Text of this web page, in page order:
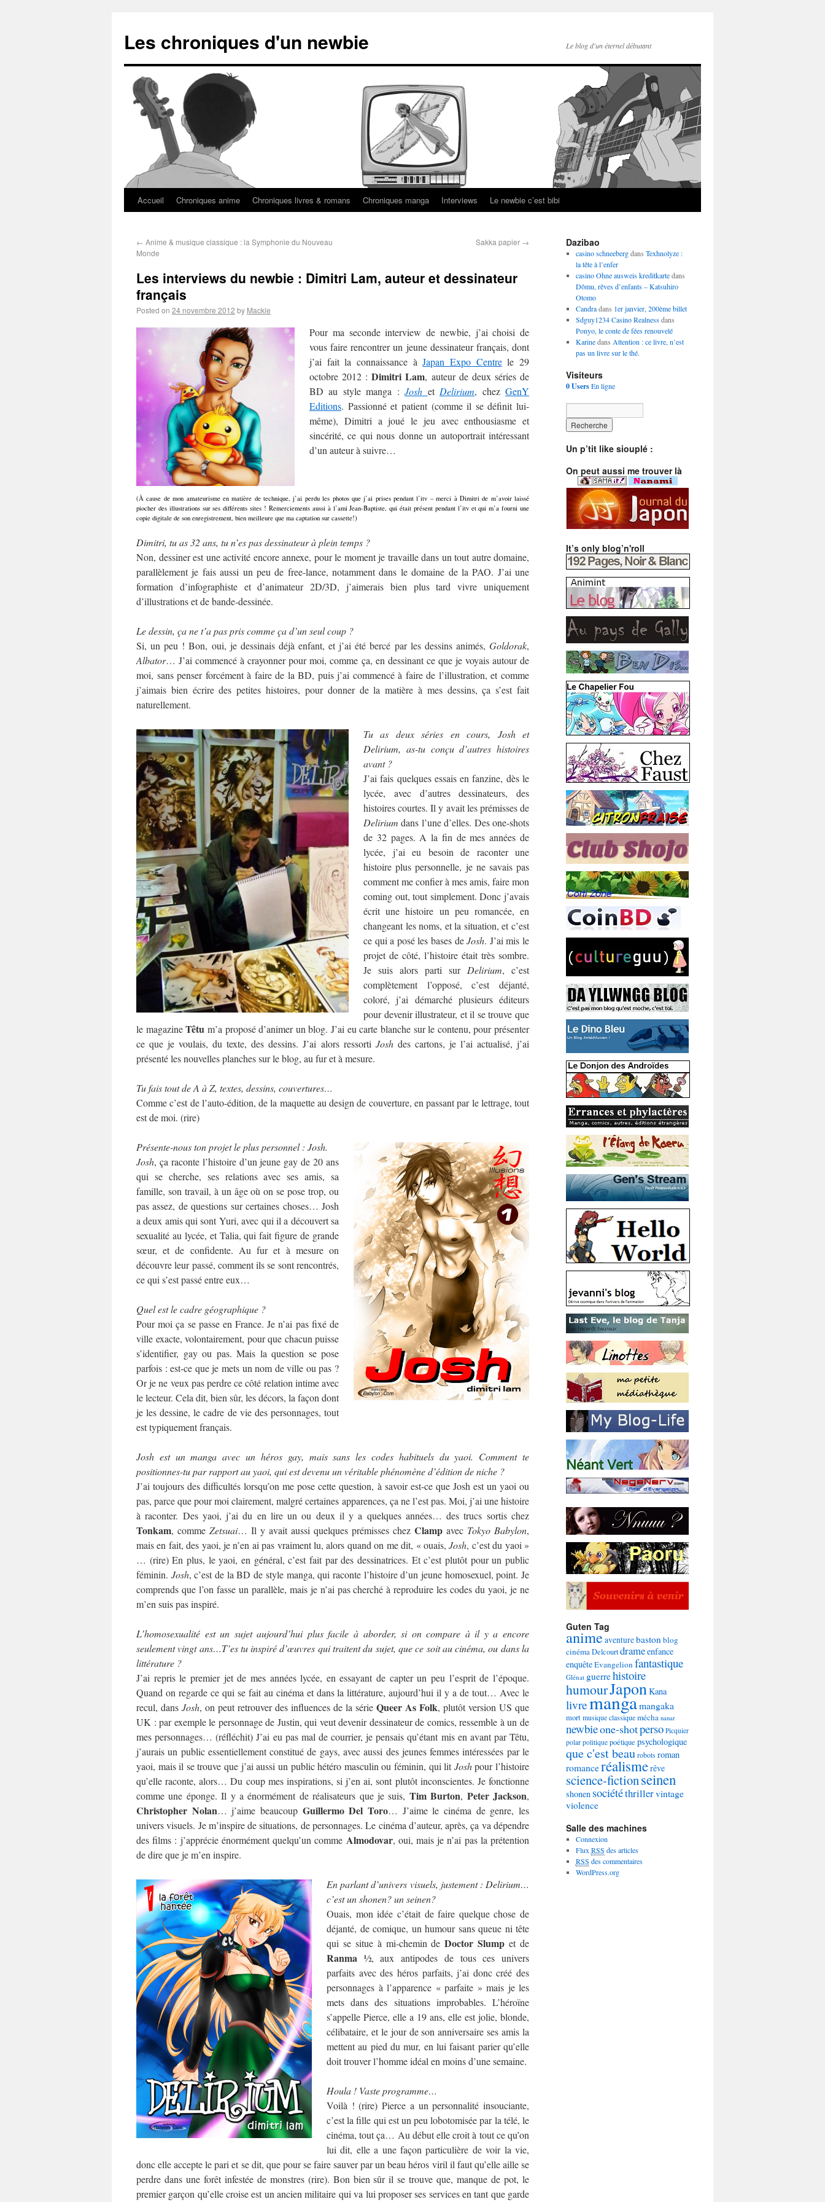
Les chroniques d'un newbie Le blog d'un éternel débutant
Accueil Chroniques anime Chroniques livres & romans Chroniques manga Interviews Le newbie c’est bibi
← Anime & musique classique : la Symphonie du Nouveau
Monde
Sakka papier →
Les interviews du newbie : Dimitri Lam, auteur et dessinateur
français
Posted on 24 novembre 2012 by Mackie
Pour ma seconde interview de newbie, j’ai choisi de
vous faire rencontrer un jeune dessinateur français, dont
j’ai fait la connaissance àJapan Expo Centrele 29
octobre 2012 :Dimitri Lam, auteur de deux séries de
BD au style manga :Josh et Delirium, chezGenY
Editions. Passionné et patient (comme il se définit lui-
même), Dimitri a joué le jeu avec enthousiasme et
sincérité, ce qui nous donne un autoportrait intéressant
d’un auteur à suivre…
(À cause de mon amateurisme en matière de technique, j’ai perdu les photos que j’ai prises pendant l’itv – merci à Dimitri de m’avoir laissé
piocher des illustrations sur ses différents sites ! Remerciements aussi à l’ami Jean-Baptiste, qui était présent pendant l’itv et qui m’a fourni une
copie digitale de son enregistrement, bien meilleure que ma captation sur cassette!)
Dimitri, tu as 32 ans, tu n’es pas dessinateur à plein temps ?
Non, dessiner est une activité encore annexe, pour le moment je travaille dans un tout autre domaine,
parallèlement je fais aussi un peu de free-lance, notamment dans le domaine de la PAO. J’ai une
formation d’infographiste et d’animateur 2D/3D, j’aimerais bien plus tard vivre uniquement
d’illustrations et de bande-dessinée.
Le dessin, ça ne t’a pas pris comme ça d’un seul coup ?
Si, un peu ! Bon, oui, je dessinais déjà enfant, et j’ai été bercé par les dessins animés, Goldorak,
Albator… J’ai commencé à crayonner pour moi, comme ça, en dessinant ce que je voyais autour de
moi, sans penser forcément à faire de la BD, puis j’ai commencé à faire de l’illustration, et comme
j’aimais bien écrire des petites histoires, pour donner de la matière à mes dessins, ça s’est fait
naturellement.
Tu as deux séries en cours, Josh et
Delirium, as-tu conçu d’autres histoires
avant ?
J’ai fais quelques essais en fanzine, dès le
lycée, avec d’autres dessinateurs, des
histoires courtes. Il y avait les prémisses de
Delirium dans l’une d’elles. Des one-shots
de 32 pages. A la fin de mes années de
lycée, j’ai eu besoin de raconter une
histoire plus personnelle, je ne savais pas
comment me confier à mes amis, faire mon
coming out, tout simplement. Donc j’avais
écrit une histoire un peu romancée, en
changeant les noms, et la situation, et c’est
ce qui a posé les bases deJosh. J’ai mis le
projet de côté, l’histoire était très sombre.
Je suis alors parti sur Delirium, c’est
complètement l’opposé, c’est déjanté,
coloré, j’ai démarché plusieurs éditeurs
pour devenir illustrateur, et il se trouve que
le magazineTêtu m’a proposé d’animer un blog. J’ai eu carte blanche sur le contenu, pour présenter
ce que je voulais, du texte, des dessins. J’ai alors ressorti Joshdes cartons, je l’ai actualisé, j’ai
présenté les nouvelles planches sur le blog, au fur et à mesure.
Tu fais tout de A à Z, textes, dessins, couvertures…
Comme c’est de l’auto-édition, de la maquette au design de couverture, en passant par le lettrage, tout
est de moi. (rire)
Présente-nous ton projet le plus personnel : Josh.
Josh, ça raconte l’histoire d’un jeune gay de 20 ans
qui se cherche, ses relations avec ses amis, sa
famille, son travail, à un âge où on se pose trop, ou
pas assez, de questions sur certaines choses… Josh
a deux amis qui sont Yuri, avec qui il a découvert sa
sexualité au lycée, et Talia, qui fait figure de grande
sœur, et de confidente. Au fur et à mesure on
découvre leur passé, comment ils se sont rencontrés,
ce qui s’est passé entre eux…
Quel est le cadre géographique ?
Pour moi ça se passe en France. Je n’ai pas fixé de
ville exacte, volontairement, pour que chacun puisse
s’identifier, gay ou pas. Mais la question se pose
parfois : est-ce que je mets un nom de ville ou pas ?
Or je ne veux pas perdre ce côté relation intime avec
le lecteur. Cela dit, bien sûr, les décors, la façon dont
je les dessine, le cadre de vie des personnages, tout
est typiquement français.
Josh est un manga avec un héros gay, mais sans les codes habituels du yaoi. Comment te
positionnes-tu par rapport au yaoi, qui est devenu un véritable phénomène d’édition de niche ?
J’ai toujours des difficultés lorsqu’on me pose cette question, à savoir est-ce que Josh est un yaoi ou
pas, parce que pour moi clairement, malgré certaines apparences, ça ne l’est pas. Moi, j’ai une histoire
à raconter. Des yaoi, j’ai du en lire un ou deux il y a quelques années… des trucs sortis chez
Tonkam, comme Zetsuai… Il y avait aussi quelques prémisses chez Clamp avec Tokyo Babylon,
mais en fait, des yaoi, je n’en ai pas vraiment lu, alors quand on me dit, « ouais,Josh, c’est du yaoi »
… (rire) En plus, le yaoi, en général, c’est fait par des dessinatrices. Et c’est plutôt pour un public
féminin. Josh, c’est de la BD de style manga, qui raconte l’histoire d’un jeune homosexuel, point. Je
comprends que l’on fasse un parallèle, mais je n’ai pas cherché à reproduire les codes du yaoi, je ne
m’en suis pas inspiré.
L’homosexualité est un sujet aujourd’hui plus facile à aborder, si on compare à il y a encore
seulement vingt ans…T’es tu inspiré d’œuvres qui traitent du sujet, que ce soit au cinéma, ou dans la
littérature ?
J’ai repris le premier jet de mes années lycée, en essayant de capter un peu l’esprit de l’époque.
Quand on regarde ce qui se fait au cinéma et dans la littérature, aujourd’hui il y a de tout… Avec le
recul, dans Josh, on peut retrouver des influences de la série Queer As Folk, plutôt version US que
UK : par exemple le personnage de Justin, qui veut devenir dessinateur de comics, ressemble à un de
mes personnages… (réfléchit) J’ai eu pas mal de courrier, je pensais qu’étant mis en avant par Têtu,
j’aurais un public essentiellement constitué de gays, avec aussi des jeunes femmes intéressées par le
yaoi, mais il se trouve que j’ai aussi un public hétéro masculin ou féminin, qui litJoshpour l’histoire
qu’elle raconte, alors… Du coup mes inspirations, si j’en ai, sont plutôt inconscientes. Je fonctionne
comme une éponge. Il y a énormément de réalisateurs que je suis, Tim Burton, Peter Jackson,
Christopher Nolan… j’aime beaucoup Guillermo Del Toro… J’aime le cinéma de genre, les
univers visuels. Je m’inspire de situations, de personnages. Le cinéma d’auteur, après, ça va dépendre
des films : j’apprécie énormément quelqu’un comme Almodovar, oui, mais je n’ai pas la prétention
de dire que je m’en inspire.
En parlant d’univers visuels, justement : Delirium…
c’est un shonen? un seinen?
Ouais, mon idée c’était de faire quelque chose de
déjanté, de comique, un humour sans queue ni tête
qui se situe à mi-chemin deDoctor Slump et de
Ranma ½, aux antipodes de tous ces univers
parfaits avec des héros parfaits, j’ai donc créé des
personnages à l’apparence « parfaite » mais je les
mets dans des situations improbables. L’héroïne
s’appelle Pierce, elle a 19 ans, elle est jolie, blonde,
célibataire, et le jour de son anniversaire ses amis la
mettent au pied du mur, en lui faisant parier qu’elle
doit trouver l’homme idéal en moins d’une semaine.
Houla ! Vaste programme…
Voilà ! (rire) Pierce a un personnalité insouciante,
c’est la fille qui est un peu lobotomisée par la télé, le
cinéma, tout ça… Au début elle croit à tout ce qu’on
lui dit, elle a une façon particulière de voir la vie,
donc elle accepte le pari et se dit, que pour se faire sauver par un beau héros viril il faut qu’elle aille se
perdre dans une forêt infestée de monstres (rire). Bon bien sûr il se trouve que, manque de pot, le
premier garçon qu’elle croise est un ancien militaire qui va lui proposer ses services en tant que garde
Dazibao
casino schneebergdans Texhnolyze :
la tête à l’enfer
casino Ohne ausweis kreditkartedans
Dômu, rêves d’enfants – Katsuhiro
Otomo
Candradans 1er janvier, 200ème billet
Sdguy1234 Casino Realnessdans
Ponyo, le conte de fées renouvelé
Karinedans Attention : ce livre, n’est
pas un livre sur le thé.
Visiteurs
0 UsersEn ligne
Un p’tit like siouplé :
On peut aussi me trouver là
It’s only blog’n'roll
Guten Tag
animeaventurebaston blog
cinémaDelcourtdrameenfance
enquêteEvangelion fantastique
Glénat guerrehistoire
humourJapon Kana
livremangamangaka
mortmusique classiquemécha nanar
newbieone-shotperso Picquier
polar politique poétique psychologique
que c'est beaurobotsroman
romanceréalismerêve
science-fictionseinen
shonen sociététhrillervintage
violence
Salle des machines
Connexion
Flux RSS des articles
RSS des commentaires
WordPress.org